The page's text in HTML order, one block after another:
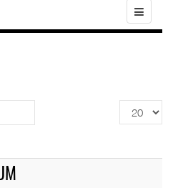
Affichage
#